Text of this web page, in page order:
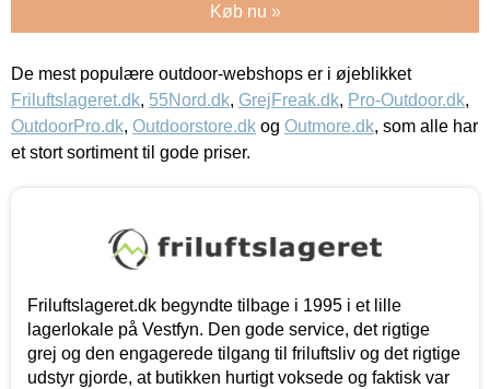
Køb nu »
De mest populære outdoor-webshops er i øjeblikket
Friluftslageret.dk, 55Nord.dk, GrejFreak.dk, Pro-Outdoor.dk,
OutdoorPro.dk, Outdoorstore.dk og Outmore.dk, som alle har
et stort sortiment til gode priser.
Friluftslageret.dk begyndte tilbage i 1995 i et lille
lagerlokale på Vestfyn. Den gode service, det rigtige
grej og den engagerede tilgang til friluftsliv og det rigtige
udstyr gjorde, at butikken hurtigt voksede og faktisk var